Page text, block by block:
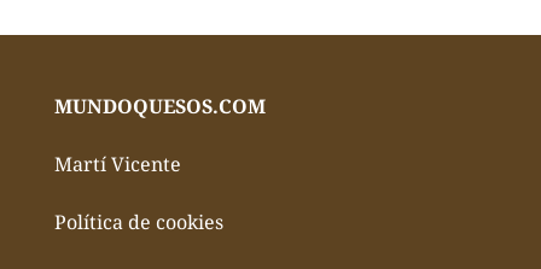
MUNDOQUESOS.COM
Martí Vicente
Política de cookies